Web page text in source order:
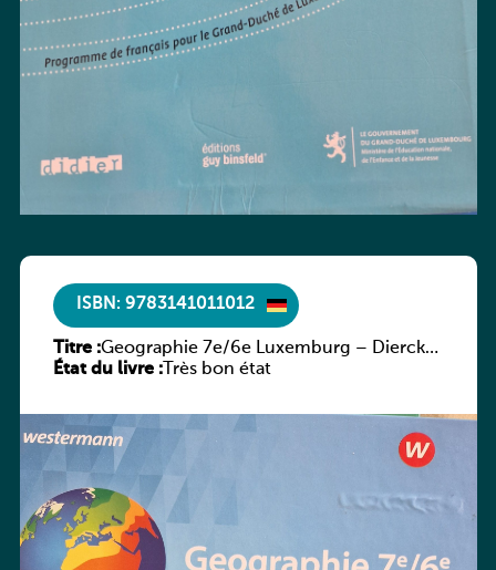
ISBN: 9783141011012
Titre :Geographie 7e/6e Luxemburg – Diercke
Praxis
État du livre :Très bon état